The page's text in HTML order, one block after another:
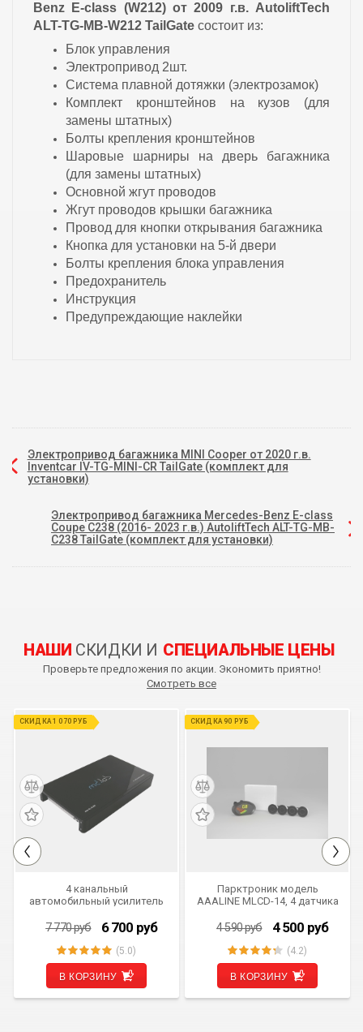
Benz E-class (W212) от 2009 г.в. AutoliftTech
ALT-TG-MB-W212 TailGate состоит из:
Блок управления
Электропривод 2шт.
Система плавной дотяжки (электрозамок)
Комплект кронштейнов на кузов (для
замены штатных)
Болты крепления кронштейнов
Шаровые шарниры на дверь багажника
(для замены штатных)
Основной жгут проводов
Жгут проводов крышки багажника
Провод для кнопки открывания багажника
Кнопка для установки на 5-й двери
Болты крепления блока управления
Предохранитель
Инструкция
Предупреждающие наклейки
Электропривод багажника MINI Cooper от 2020 г.в.
Inventcar IV-TG-MINI-CR TailGate (комплект для
установки)
Электропривод багажника Mercedes-Benz E-class
Coupe C238 (2016- 2023 г.в.) AutoliftTech ALT-TG-MB-
C238 TailGate (комплект для установки)
НАШИ СКИДКИ И СПЕЦИАЛЬНЫЕ ЦЕНЫ
Проверьте предложения по акции. Экономить приятно!
Смотреть все
СКИДКА 1 070 РУБ
4 канальный
автомобильный усилитель
7 770руб 6 700 руб
(5.0)
В КОРЗИНУ
Парктроник модель
AAALINE MLCD-14, 4 датчика
4 590руб 4 500 руб
(4.2)
В КОРЗИНУ